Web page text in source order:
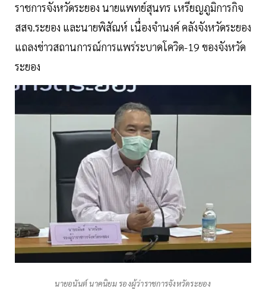
ราชการจังหวัดระยอง นายแพทย์สุนทร เหรียญภูมิการกิจ
สสจ.ระยอง และนายพิสัณห์ เนื่องจำนงค์ คลังจังหวัดระยอง
แถลงข่าวสถานการณ์การแพร่ระบาดโควิด-19 ของจังหวัด
ระยอง
นายอนันต์ นาคนิยม รองผู้ว่าราชการจังหวัดระยอง